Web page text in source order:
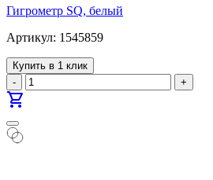
Гигрометр SQ, белый
Артикул: 1545859
Купить в 1 клик
-
+
shopping_cart